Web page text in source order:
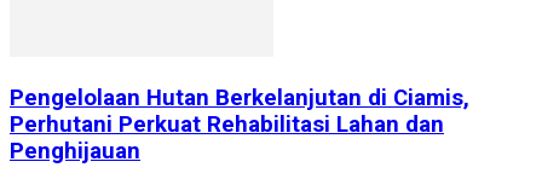
Pengelolaan Hutan Berkelanjutan di Ciamis,
Perhutani Perkuat Rehabilitasi Lahan dan
Penghijauan